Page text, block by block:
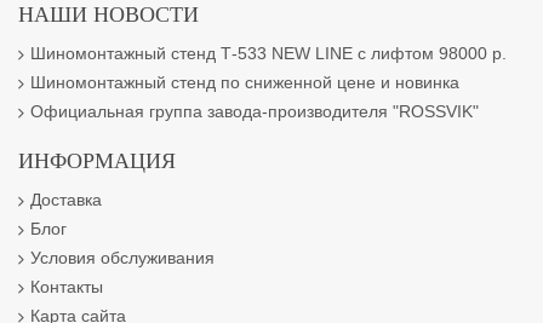
НАШИ НОВОСТИ
Шиномонтажный стенд Т-533 NEW LINE с лифтом 98000 р.
Шиномонтажный стенд по сниженной цене и новинка
Официальная группа завода-производителя "ROSSVIK"
ИНФОРМАЦИЯ
Доставка
Блог
Условия обслуживания
Контакты
Карта сайта